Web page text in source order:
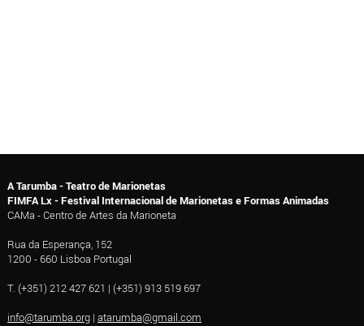
A Tarumba - Teatro de Marionetas
FIMFA Lx - Festival Internacional de Marionetas e Formas Animadas
CAMa - Centro de Artes da Marioneta
Rua da Esperança, 152
1200 - 660 Lisboa Portugal
T. (+351) 212 427 621 | (+351) 913 519 697
info@tarumba.org| atarumba@gmail.com